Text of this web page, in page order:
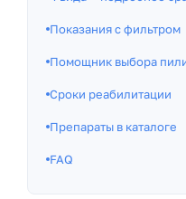
Показания с фильтром
Помощник выбора
Сроки реабилитации
Препараты в каталоге
FAQ